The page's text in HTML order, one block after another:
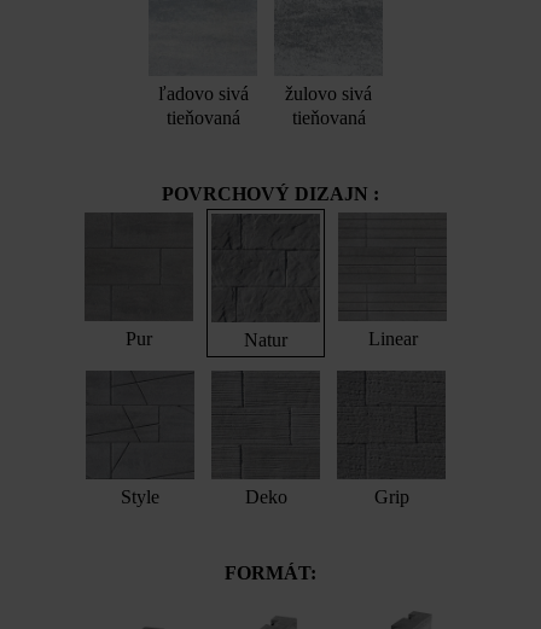
ľadovo sivá
tieňovaná
žulovo sivá
tieňovaná
POVRCHOVÝ DIZAJN :
Pur Natur Linear
Style Deko Grip
FORMÁT: